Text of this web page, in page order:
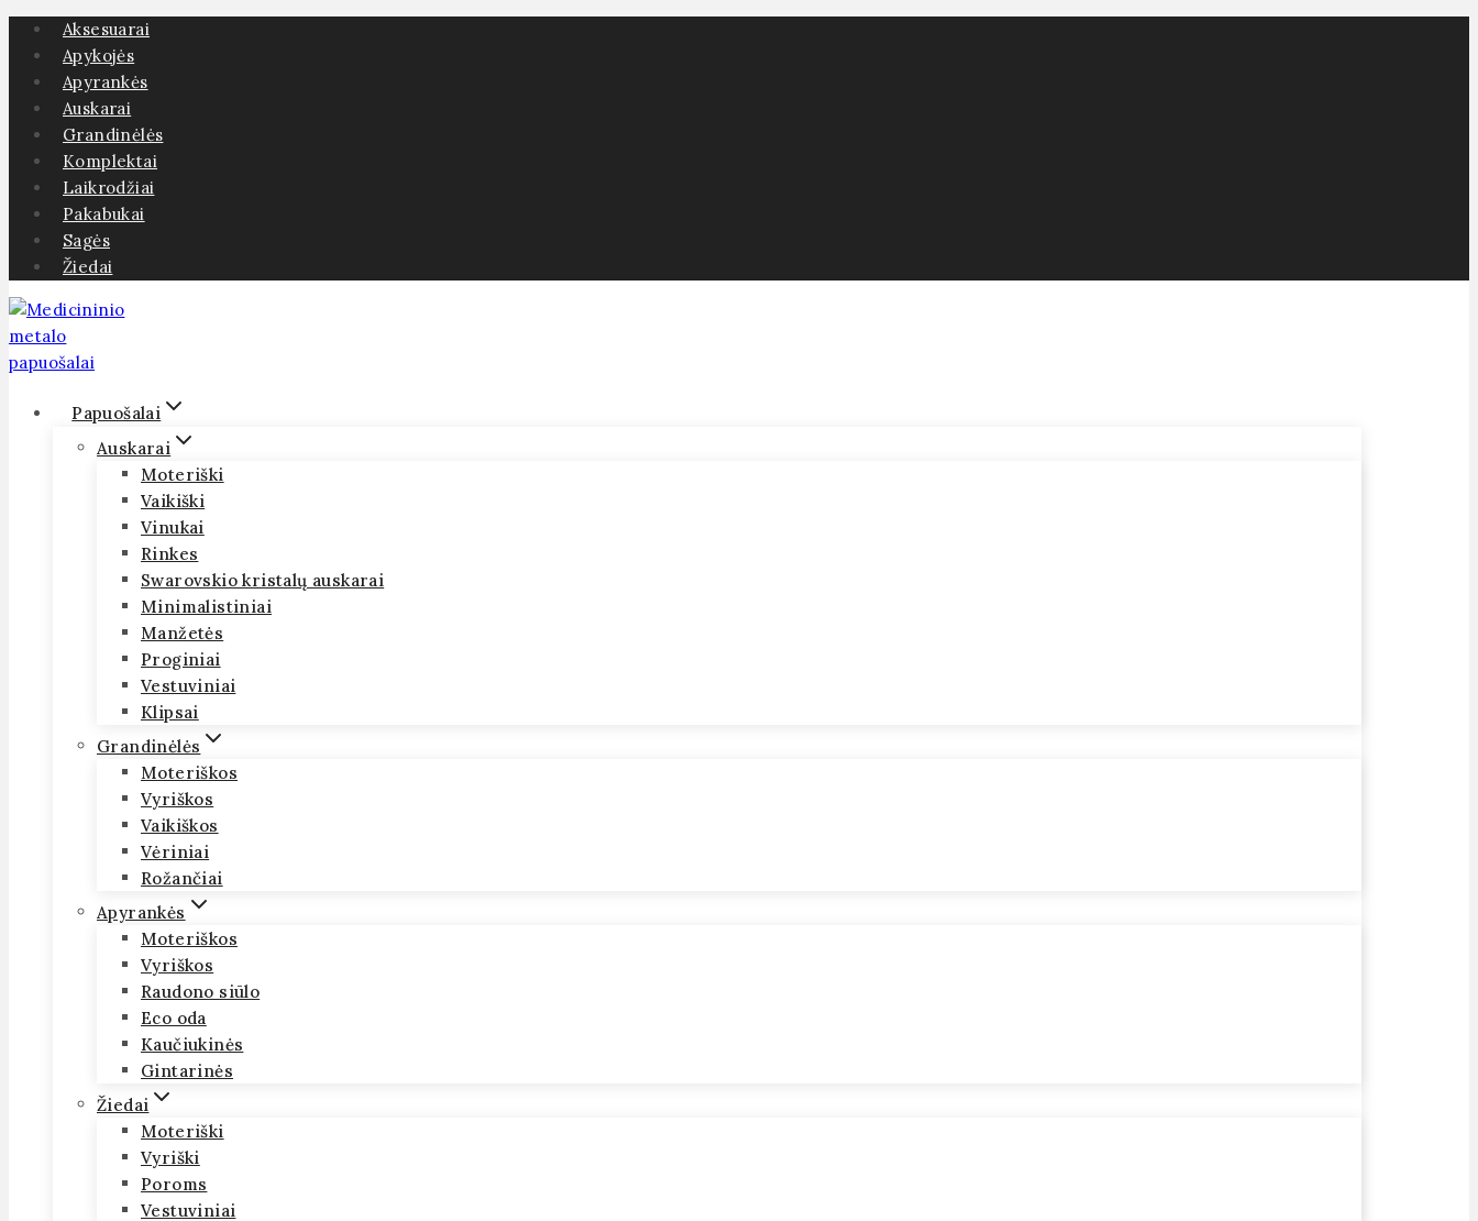
Skip
content
Aksesuarai
Apykojės
Apyrankės
Auskarai
Grandinėlės
Komplektai
Laikrodžiai
Pakabukai
Sagės
Žiedai
Papuošalai
Auskarai
Moteriški
Vaikiški
Vinukai
Rinkes
Swarovskio kristalų auskarai
Minimalistiniai
Manžetės
Proginiai
Vestuviniai
Klipsai
Grandinėlės
Moteriškos
Vyriškos
Vaikiškos
Vėriniai
Rožančiai
Apyrankės
Moteriškos
Vyriškos
Raudono siūlo
Eco oda
Kaučiukinės
Gintarinės
Žiedai
Moteriški
Vyriški
Poroms
Vestuviniai